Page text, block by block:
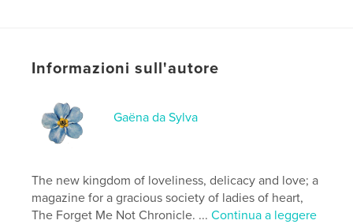
Data di pubblicazione:mar 12, 2021
Informazioni sull'autore
Gaëna da Sylva
The new kingdom of loveliness, delicacy and love; a
magazine for a gracious society of ladies of heart,
The Forget Me Not Chronicle. ...Continua a leggere